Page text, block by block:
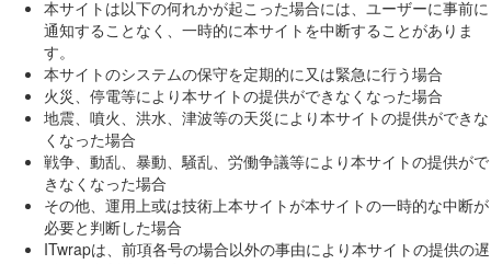
本サイトは以下の何れかが起こった場合には、ユーザーに事前に
通知することなく、一時的に本サイトを中断することがありま
す。
本サイトのシステムの保守を定期的に又は緊急に行う場合
火災、停電等により本サイトの提供ができなくなった場合
地震、噴火、洪水、津波等の天災により本サイトの提供ができな
くなった場合
戦争、動乱、暴動、騒乱、労働争議等により本サイトの提供がで
きなくなった場合
その他、運用上或は技術上本サイトが本サイトの一時的な中断が
必要と判断した場合
ITwrapは、前項各号の場合以外の事由により本サイトの提供の遅